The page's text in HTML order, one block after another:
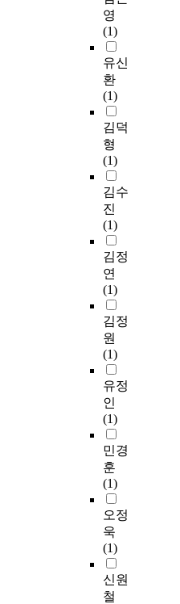
영
(1)
유신
환
(1)
김덕
형
(1)
김수
진
(1)
김정
연
(1)
김정
원
(1)
유정
인
(1)
민경
훈
(1)
오정
욱
(1)
신원
철